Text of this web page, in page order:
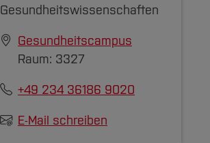
Gesundheitswissenschaften
Gesundheitscampus
Raum: 3327
+49 234 36186 9020
E-Mail schreiben